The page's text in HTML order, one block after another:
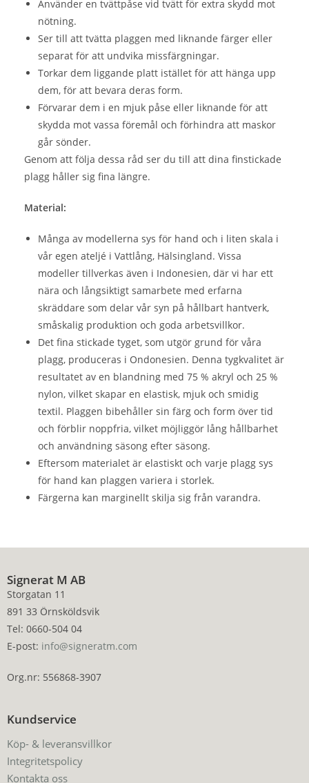
Använder en tvättpåse vid tvätt för extra skydd mot
nötning.
Ser till att tvätta plaggen med liknande färger eller
separat för att undvika missfärgningar.
Torkar dem liggande platt istället för att hänga upp
dem, för att bevara deras form.
Förvarar dem i en mjuk påse eller liknande för att
skydda mot vassa föremål och förhindra att maskor
går sönder.
Genom att följa dessa råd ser du till att dina finstickade
plagg håller sig fina längre.
Material:
Många av modellerna sys för hand och i liten skala i
vår egen ateljé i Vattlång, Hälsingland. Vissa
modeller tillverkas även i Indonesien, där vi har ett
nära och långsiktigt samarbete med erfarna
skräddare som delar vår syn på hållbart hantverk,
småskalig produktion och goda arbetsvillkor.
Det fina stickade tyget, som utgör grund för våra
plagg, produceras i Ondonesien. Denna tygkvalitet är
resultatet av en blandning med 75 % akryl och 25 %
nylon, vilket skapar en elastisk, mjuk och smidig
textil. Plaggen bibehåller sin färg och form över tid
och förblir noppfria, vilket möjliggör lång hållbarhet
och användning säsong efter säsong.
Eftersom materialet är elastiskt och varje plagg sys
för hand kan plaggen variera i storlek.
Färgerna kan marginellt skilja sig från varandra.
Signerat M AB
Storgatan 11
891 33 Örnsköldsvik
Tel: 0660-504 04
E-post: info@signeratm.com
Org.nr: 556868-3907
Kundservice
Köp- & leveransvillkor
Integritetspolicy
Kontakta oss